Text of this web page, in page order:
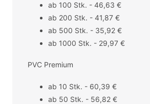
ab 100 Stk. - 46,63 €
ab 200 Stk. - 41,87 €
ab 500 Stk. - 35,92 €
ab 1000 Stk. - 29,97 €
PVC Premium
ab 10 Stk. - 60,39 €
ab 50 Stk. - 56,82 €